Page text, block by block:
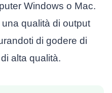
Windows o Mac.
qualità di output
di godere di
alta qualità.